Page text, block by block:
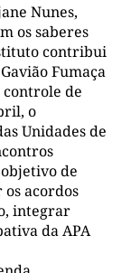
Nunes,
os saberes
contribui
Fumaça
controle de
o
Unidades de
de
acordos
integrar
da APA